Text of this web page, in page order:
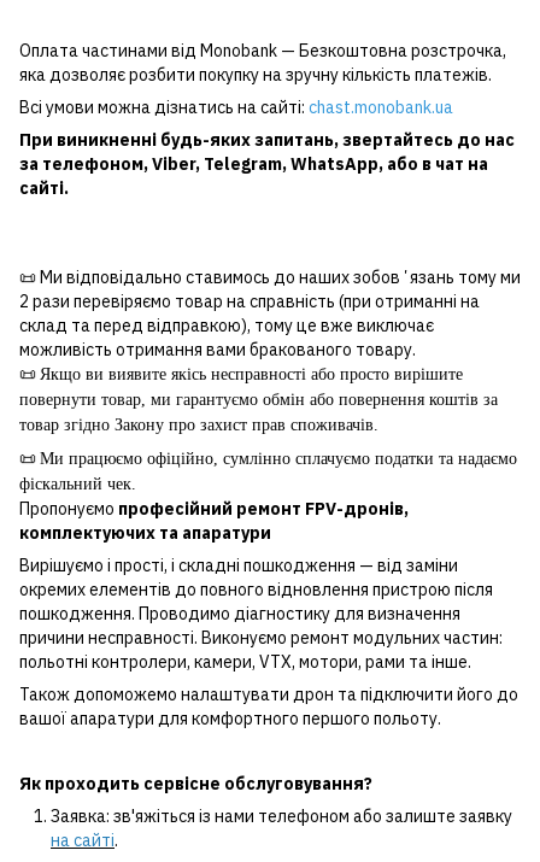
Оплата частинами від Monobank — Безкоштовна розстрочка,
яка дозволяє розбити покупку на зручну кількість платежів.
Всі умови можна дізнатись на сайті: chast.monobank.ua
При виникненні будь-яких запитань, звертайтесь до нас
за телефоном,Viber, Telegram,WhatsApp, або в чат на
сайті.
📜 Ми відповідально ставимось до наших зобовʼязань тому ми
2 рази перевіряємо товар на справність (при отриманні на
склад та перед відправкою), тому це вже виключає
можливість отримання вами бракованого товару.
📜 Якщо ви виявите якісь несправності або просто вирішите
повернути товар, ми гарантуємо обмін або повернення коштів за
товар згідно Закону про захист прав споживачів.
📜 Ми працюємо офіційно, сумлінно сплачуємо податки та надаємо
фіскальний чек.
Пропонуємо професійний ремонт FPV-дронів,
комплектуючих та апаратури
Вирішуємо і прості, і складні пошкодження — від заміни
окремих елементів до повного відновлення пристрою після
пошкодження. Проводимо діагностику для визначення
причини несправності. Виконуємо ремонт модульних частин:
польотні контролери, камери, VTX, мотори, рами та інше.
Також допоможемо налаштувати дрон та підключити його до
вашої апаратури для комфортного першого польоту.
Як проходить сервісне обслуговування?
Заявка: зв'яжіться із нами телефоном або залиште заявку
на сайті.